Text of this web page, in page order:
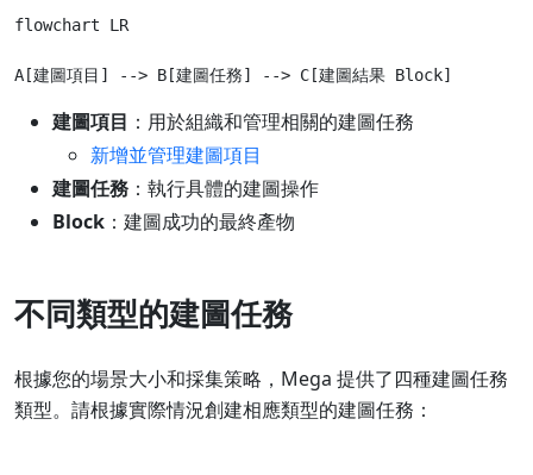
flowchart LR
建圖項目 ：用於組織和管理相關的建圖任務
新增並管理建圖項目
建圖任務 ：執行具體的建圖操作
Block ：建圖成功的最終產物
不同類型的建圖任務
根據您的場景大小和採集策略，Mega 提供了四種建圖任務
類型。請根據實際情況創建相應類型的建圖任務：